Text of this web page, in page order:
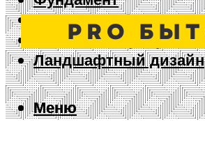
Ворота и забор
Дизайн интерьера
Ландшафтный дизайн
Меню
Меню